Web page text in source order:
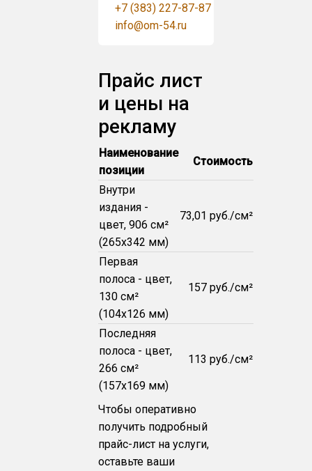
+7 (383) 227-87-87
info@om-54.ru
Прайс лист
и цены на
рекламу
Наименование
позиции
Стоимость
Внутри
издания -
цвет, 906 см²
(265x342 мм)
73,01 руб./см²
Первая
полоса - цвет,
130 см²
(104x126 мм)
157 руб./см²
Последняя
полоса - цвет,
266 см²
(157x169 мм)
113 руб./см²
Чтобы оперативно
получить подробный
прайс-лист на услуги,
оставьте ваши